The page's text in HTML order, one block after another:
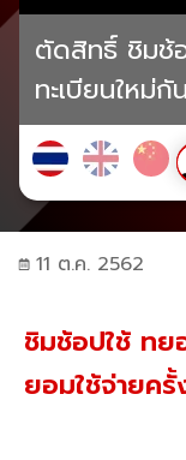
ตัดสิทธิ์ ชิมช้
ทะเบียนใหม่กั
11 ต.ค. 2562
ชิมช้อปใช้ ท
ยอมใช้จ่ายค